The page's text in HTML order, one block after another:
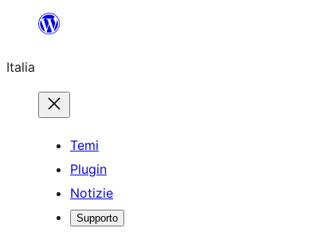
contenuto
Italia
Temi
Plugin
Notizie
Supporto